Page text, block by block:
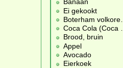
Banaan
Ei gekookt
Boterham volkore
Coca Cola (Coca
Brood, bruin
Appel
Avocado
Eierkoek